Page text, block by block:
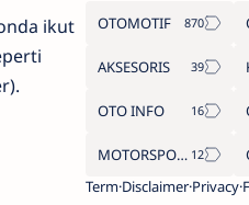
ikut
OTOMOTIF
AKSESORIS
OTO INFO
MOTORSPORT
TermDisclaimerPrivacy